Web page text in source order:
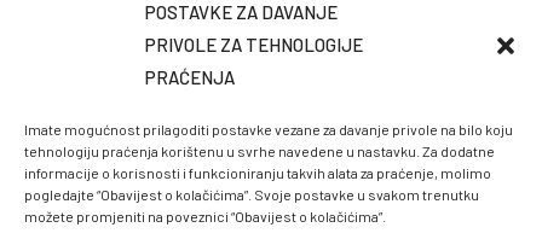
POSTAVKE ZA DAVANJE
PRIVOLE ZA TEHNOLOGIJE
PRAĆENJA
Imate mogućnost prilagoditi postavke vezane za davanje privole na bilo koju
tehnologiju praćenja korištenu u svrhe navedene u nastavku. Za dodatne
informacije o korisnosti i funkcioniranju takvih alata za praćenje, molimo
pogledajte “Obavijest o kolačićima”. Svoje postavke u svakom trenutku
možete promjeniti na poveznici “Obavijest o kolačićima”.